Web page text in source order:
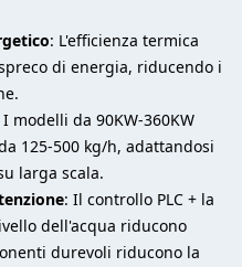
: L'efficienza termica
di energia, riducendo i
I modelli da 90KW-360KW
125-500 kg/h, adattandosi
larga scala.
: Il controllo PLC + la
dell'acqua riducono
durevoli riducono la